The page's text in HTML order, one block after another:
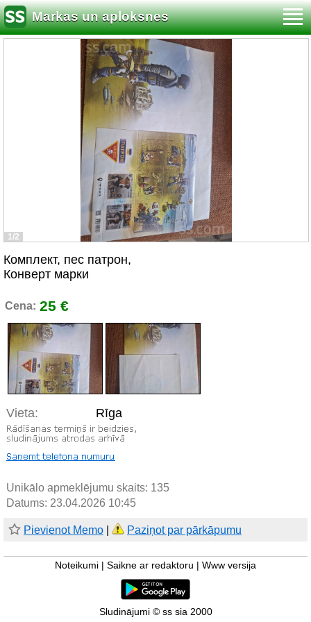
Markas un aploksnes
1/2
Комплект, пес патрон,
Конверт марки
Cena: 25 €
Vieta: Rīga
Unikālo apmeklējumu skaits: 135
Datums: 23.04.2026 10:45
Pievienot Memo Paziņot par pārkāpumu
Noteikumi Saikne ar redaktoru Www versija
Sludinājumi © ss sia 2000